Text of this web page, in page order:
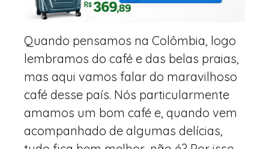
Quando pensamos na Colômbia, logo
lembramos do café e das belas praias,
mas aqui vamos falar do maravilhoso
café desse país. Nós particularmente
amamos um bom café e, quando vem
acompanhado de algumas delícias,